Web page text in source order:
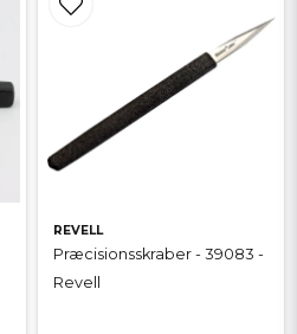
REVELL
Præcisionsskraber - 39083 -
Revell